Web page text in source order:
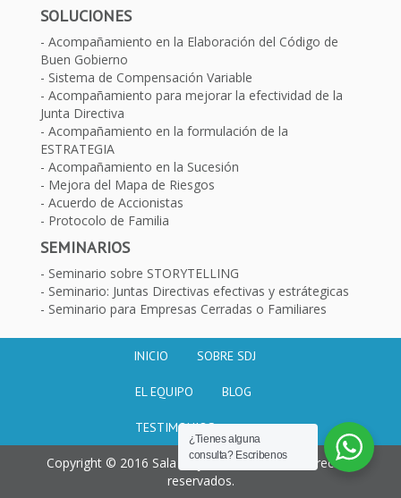
SOLUCIONES
Acompañamiento en la Elaboración del Código de
Buen Gobierno
Sistema de Compensación Variable
Acompañamiento para mejorar la efectividad de la
Junta Directiva
Acompañamiento en la formulación de la
ESTRATEGIA
Acompañamiento en la Sucesión
Mejora del Mapa de Riesgos
Acuerdo de Accionistas
Protocolo de Familia
SEMINARIOS
Seminario sobre STORYTELLING
Seminario: Juntas Directivas efectivas y estrátegicas
Seminario para Empresas Cerradas o Familiares
INICIO SOBRE SDJ
EL EQUIPO BLOG
TESTIMONIOS
Copyright © 2016 Sala de juntas. Todos los derechos
reservados.
¿Tienes alguna
consulta? Escribenos